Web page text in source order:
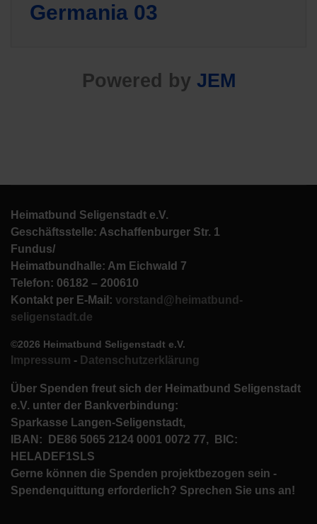
Germania 03
Powered by JEM
Heimatbund Seligenstadt e.V.
Geschäftsstelle: Aschaffenburger Str. 1
Fundus/
Heimatbundhalle: Am Eichwald 7
Telefon: 06182 – 200610
Kontakt per E-Mail: vorstand@heimatbund-
seligenstadt.de
©2026 Heimatbund Seligenstadt e.V.
Impressum - Datenschutzerklärung
Über Spenden freut sich der Heimatbund Seligenstadt
e.V. unter der Bankverbindung:
Sparkasse Langen-Seligenstadt,
IBAN: DE86 5065 2124 0001 0072 77, BIC:
HELADEF1SLS
Gerne können die Spenden projektbezogen sein -
Spendenquittung erforderlich? Sprechen Sie uns an!